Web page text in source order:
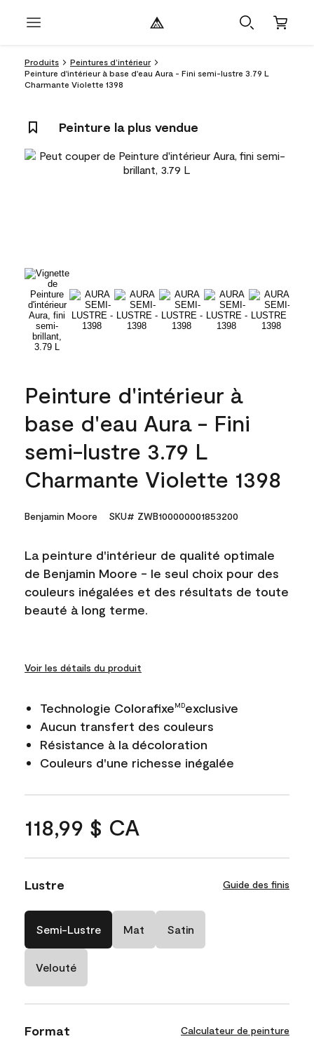
Produits
Peintures d’intérieur
Peinture d'intérieur à base d'eau Aura - Fini semi-lustre 3.79 L
Charmante Violette 1398
Peinture la plus vendue
Peinture d'intérieur à
base d'eau Aura - Fini
semi-lustre 3.79 L
Charmante Violette 1398
Benjamin Moore SKU# ZWB100000001853200
La peinture d'intérieur de qualité optimale
de Benjamin Moore - le seul choix pour des
couleurs inégalées et des résultats de toute
beauté à long terme.
Voir les détails du produit
Technologie ColorafixeMDexclusive
Aucun transfert des couleurs
Résistance à la décoloration
Couleurs d'une richesse inégalée
118,99 $ CA
Lustre Guide des finis
Semi-Lustre Mat Satin
Velouté
Format Calculateur de peinture